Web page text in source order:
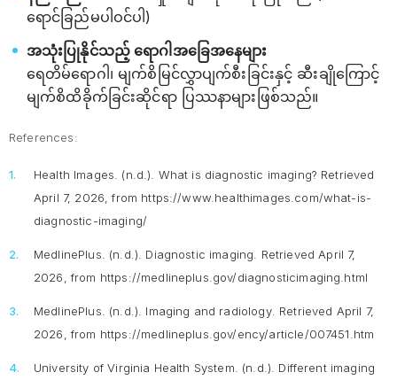
ရောင်ခြည်မပါဝင်ပါ)
အသုံးပြုနိုင်သည့် ရောဂါအခြေအနေများ
ရေတိမ်ရောဂါ၊ မျက်စိမြင်လွှာပျက်စီးခြင်းနှင့် ဆီးချိုကြောင့်
မျက်စိထိခိုက်ခြင်းဆိုင်ရာ ပြဿနာများဖြစ်သည်။
References:
Health Images. (n.d.). What is diagnostic imaging? Retrieved
April 7, 2026, from https://www.healthimages.com/what-is-
diagnostic-imaging/
MedlinePlus. (n.d.). Diagnostic imaging . Retrieved April 7,
2026, from https://medlineplus.gov/diagnosticimaging.html
MedlinePlus. (n.d.). Imaging and radiology. Retrieved April 7,
2026, from https://medlineplus.gov/ency/article/007451.htm
University of Virginia Health System. (n.d.). Different imaging